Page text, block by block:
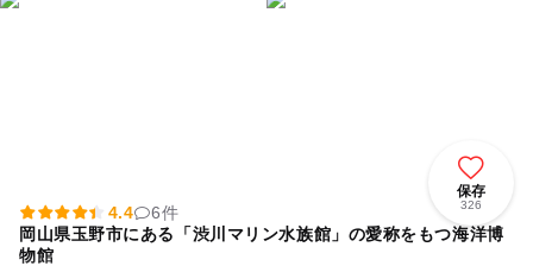
保存
326
4.4
6件
岡山県玉野市にある「渋川マリン水族館」の愛称をもつ海洋博
物館